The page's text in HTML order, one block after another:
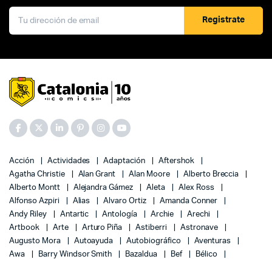
Registrate
Acción Actividades Adaptación
Aftershok
Agatha Christie
Alan Grant Alan Moore
Alberto Breccia
Alberto Montt
Alejandra Gámez Aleta
Alex Ross
Alfonso Azpiri
Alias Alvaro Ortiz
Amanda Conner
Andy Riley
Antartic Antología Archie
Arechi
Artbook
Arte Arturo Piña Astiberri
Astronave
Augusto Mora
Autoayuda Autobiográfico
Aventuras
Awa
Barry Windsor Smith Bazaldua Bef
Bélico